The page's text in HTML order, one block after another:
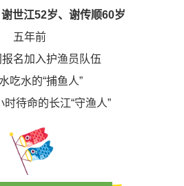
世江52岁、谢传顺60岁
五年前
名加入护渔员队伍
吃水的“捕鱼人”
时待命的长江“守渔人”